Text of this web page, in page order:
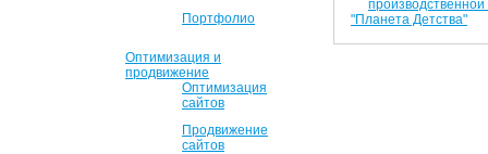
Портфолио
Оптимизация и
продвижение
Оптимизация
сайтов
Продвижение
сайтов